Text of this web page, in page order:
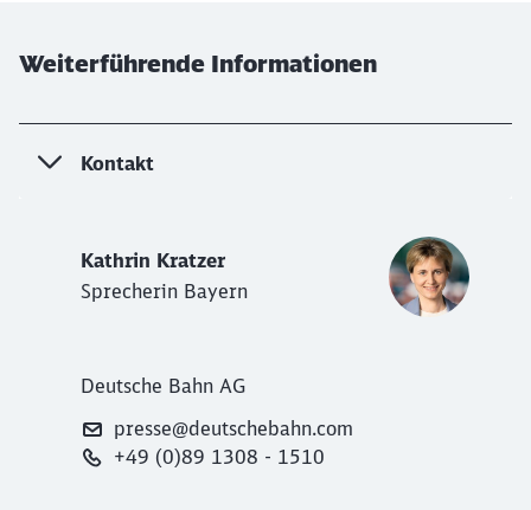
Weiterführende Informationen
Kontakt
Kathrin Kratzer
Sprecherin Bayern
Deutsche Bahn AG
presse@deutschebahn.com
+49 (0)89 1308 - 1510